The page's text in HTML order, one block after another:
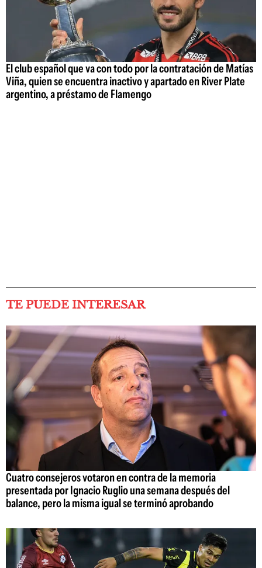
El club español que va con todo por la contratación de Matías
Viña, quien se encuentra inactivo y apartado en River Plate
argentino, a préstamo de Flamengo
TE PUEDE INTERESAR
Cuatro consejeros votaron en contra de la memoria
presentada por Ignacio Ruglio una semana después del
balance, pero la misma igual se terminó aprobando